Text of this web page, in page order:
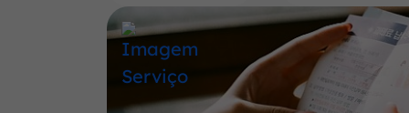
Banner
Saiba
mais